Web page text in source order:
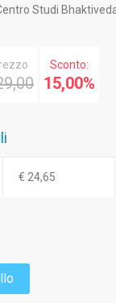
Studi
Sconto:
15,00%
€ 24,65